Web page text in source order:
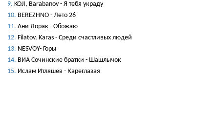
KOJI, Barabanov - Я тебя украду
BEREZHNO - Лето 26
Ани Лорак - Обожаю
Filatov, Karas - Среди счастливых людей
NESVOY- Горы
ВИА Сочинские братки - Шашлычок
Ислам Итляшев - Кареглазая